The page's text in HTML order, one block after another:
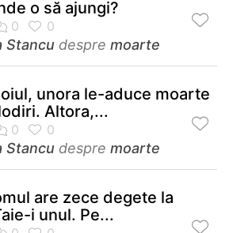
o să ajungi?
Stancu despre moarte
unora le-aduce moarte
Altora,...
Stancu despre moarte
are zece degete la
i unul. Pe...